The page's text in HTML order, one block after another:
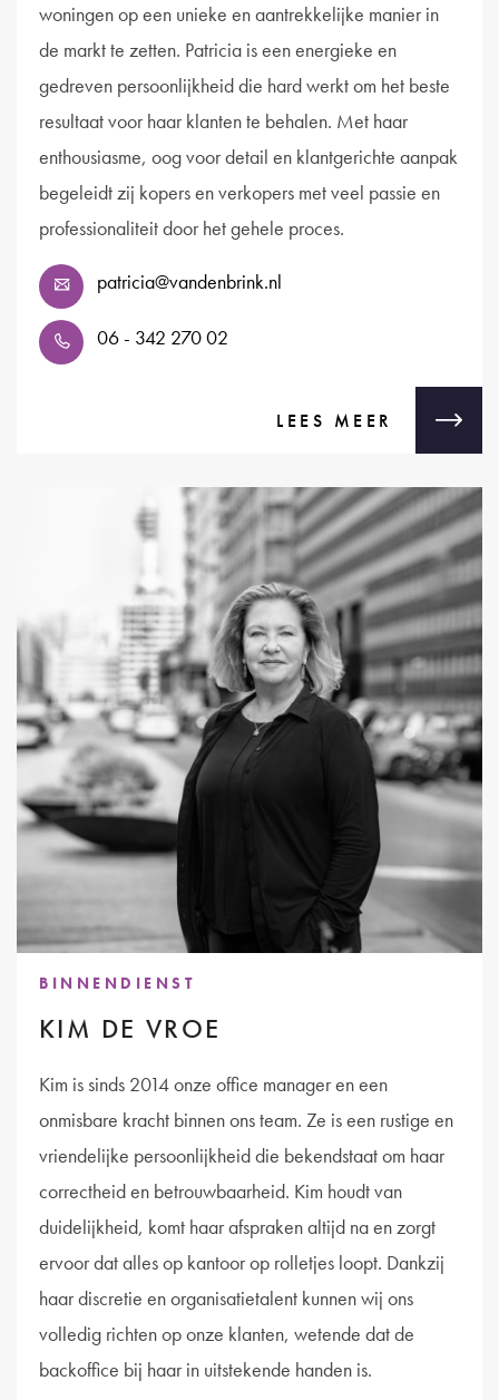
woningen op een unieke en aantrekkelijke manier in
de markt te zetten. Patricia is een energieke en
gedreven persoonlijkheid die hard werkt om het beste
resultaat voor haar klanten te behalen. Met haar
enthousiasme, oog voor detail en klantgerichte aanpak
begeleidt zij kopers en verkopers met veel passie en
professionaliteit door het gehele proces.
patricia@vandenbrink.nl
06 - 342 270 02
LEES MEER
BINNENDIENST
KIM DE VROE
Kim is sinds 2014 onze office manager en een
onmisbare kracht binnen ons team. Ze is een rustige en
vriendelijke persoonlijkheid die bekendstaat om haar
correctheid en betrouwbaarheid. Kim houdt van
duidelijkheid, komt haar afspraken altijd na en zorgt
ervoor dat alles op kantoor op rolletjes loopt. Dankzij
haar discretie en organisatietalent kunnen wij ons
volledig richten op onze klanten, wetende dat de
backoffice bij haar in uitstekende handen is.